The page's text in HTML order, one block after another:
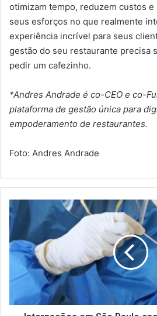
otimizam tempo, reduzem custos
seus esforços no que realmente
experiência incrível para seus
gestão do seu restaurante precisa
pedir um cafezinho.
*Andres Andrade é co-CEO e co-
plataforma de gestão única para
empoderamento de restaurantes.
Foto: Andres Andrade
I
n
t
e
r
a
õ